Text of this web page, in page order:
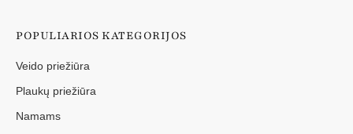
POPULIARIOS KATEGORIJOS
Veido priežiūra
Plaukų priežiūra
Namams